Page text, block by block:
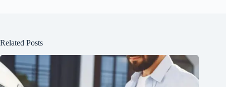
Related Posts